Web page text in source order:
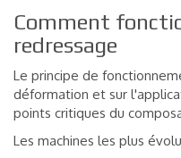
Comment
redressage
Le principe de
déformation et sur
points critiques du
Les machines les plus